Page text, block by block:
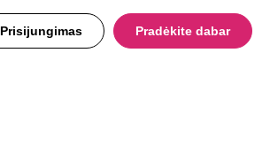
Prisijungimas Pradėkite dabar